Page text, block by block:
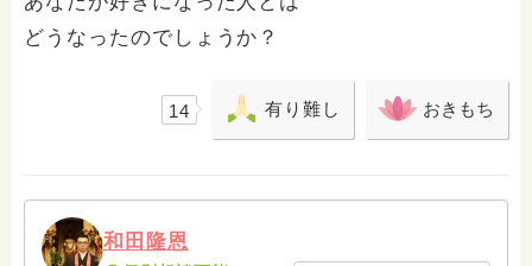
どうなったのでしょうか？
14 有り難し おきもち
和田隆恩